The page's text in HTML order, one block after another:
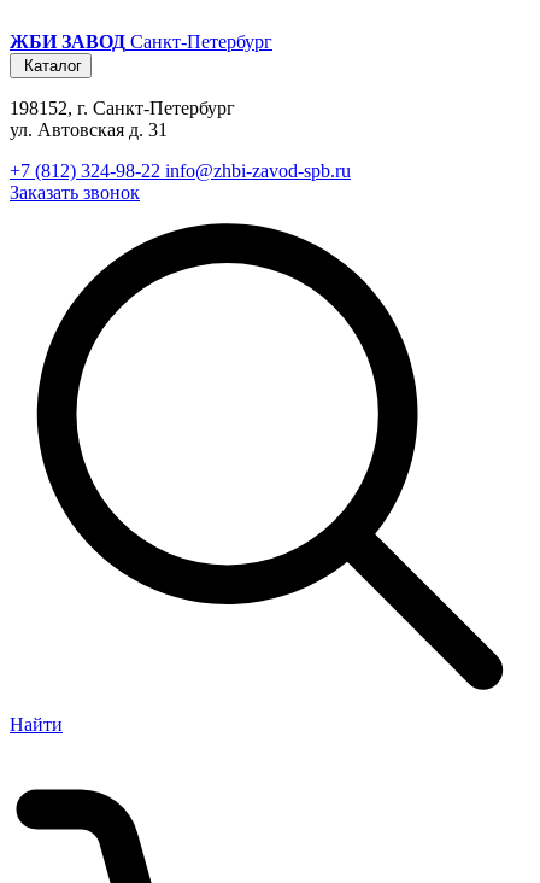
ЖБИ ЗАВОД Санкт-Петербург
Каталог
198152, г. Санкт-Петербург
ул. Автовская д. 31
+7 (812) 324-98-22 info@zhbi-zavod-spb.ru
Заказать звонок
Найти